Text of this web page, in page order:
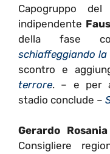
Capogruppo
indipendente
della fase
schiaffeggiando
scontro e
terrore. – e per
stadio conclude –
Gerardo Rosania
Consigliere